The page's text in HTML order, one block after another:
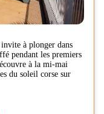
à plonger dans
pendant les premiers
à la mi-mai
du soleil corse sur